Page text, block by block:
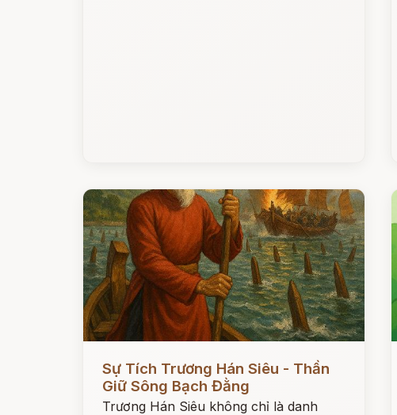
Sự Tích Trương Hán Siêu - Thần
Giữ Sông Bạch Đằng
Trương Hán Siêu không chỉ là danh